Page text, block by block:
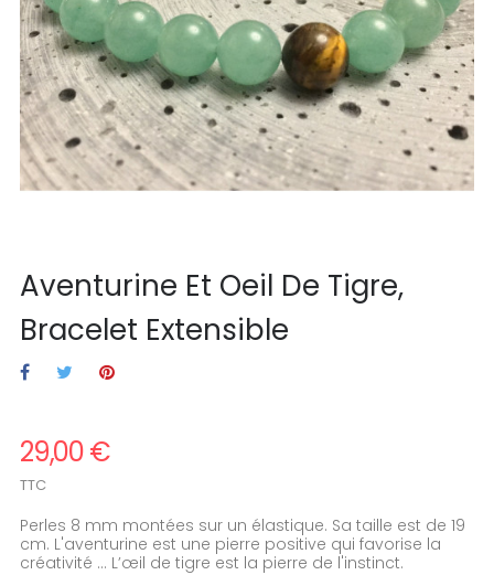
Aventurine Et Oeil De Tigre,
Bracelet Extensible
29,00 €
TTC
Perles 8 mm montées sur un élastique. Sa taille est de 19
cm. L'aventurine est une pierre positive qui favorise la
créativité ... L’œil de tigre est la pierre de l'instinct.